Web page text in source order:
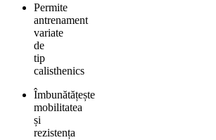
Permite
antrenament
variate
de
tip
calisthenics
Îmbunătățește
mobilitatea
și
rezistența